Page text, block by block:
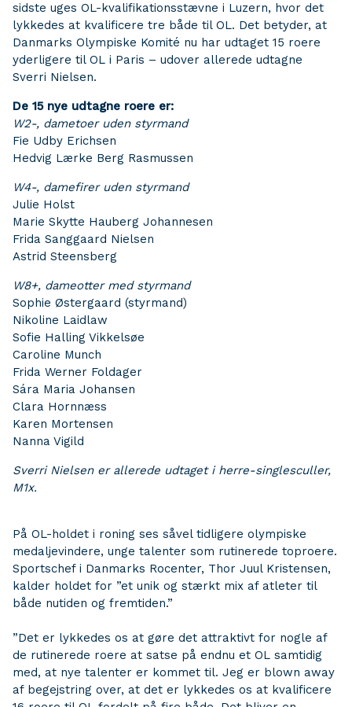
sidste uges OL-kvalifikationsstævne i Luzern, hvor det
lykkedes at kvalificere tre både til OL. Det betyder, at
Danmarks Olympiske Komité nu har udtaget 15 roere
yderligere til OL i Paris – udover allerede udtagne
Sverri Nielsen.
De 15 nye udtagne roere er:
W2-, dametoer uden styrmand
Fie Udby Erichsen
Hedvig Lærke Berg Rasmussen
W4-, damefirer uden styrmand
Julie Holst
Marie Skytte Hauberg Johannesen
Frida Sanggaard Nielsen
Astrid Steensberg
W8+, dameotter med styrmand
Sophie Østergaard (styrmand)
Nikoline Laidlaw
Sofie Halling Vikkelsøe
Caroline Munch
Frida Werner Foldager
Sára Maria Johansen
Clara Hornnæss
Karen Mortensen
Nanna Vigild
Sverri Nielsen er allerede udtaget i herre-singlesculler,
M1x.
På OL-holdet i roning ses såvel tidligere olympiske
medaljevindere, unge talenter som rutinerede toproere.
Sportschef i Danmarks Rocenter, Thor Juul Kristensen,
kalder holdet for ”et unik og stærkt mix af atleter til
både nutiden og fremtiden.”
”Det er lykkedes os at gøre det attraktivt for nogle af
de rutinerede roere at satse på endnu et OL samtidig
med, at nye talenter er kommet til. Jeg er blown away
af begejstring over, at det er lykkedes os at kvalificere